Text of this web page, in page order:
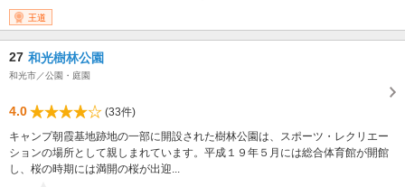
第４金曜日(館内整理日) ただし、祝日は除く
王道
27 和光樹林公園
和光市／公園・庭園
4.0
(33件)
キャンプ朝霞基地跡地の一部に開設された樹林公園は、スポーツ・レクリエー
ションの場所として親しまれています。平成１９年５月には総合体育館が開館
し、桜の時期には満開の桜が出迎...